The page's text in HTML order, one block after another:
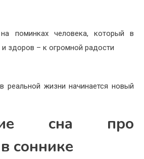
поминках человека, который в
здоров – к огромной радости
реальной жизни начинается новый
сна про
соннике